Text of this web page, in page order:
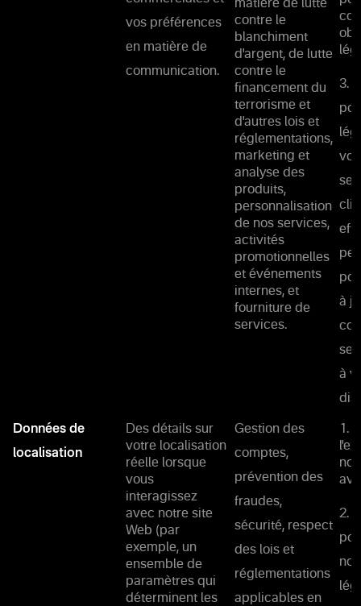
vos préférences
en matière de
communication.
matière de lutte
contre le
blanchiment
d'argent, de lutte
contre le
financement du
terrorisme et
d'autres lois et
réglementations,
marketing et
analyse des
produits,
personnalisation
de nos services,
activités
promotionnelles
et événements
internes, et
fourniture de
services.
3.
à
à
Données de
localisation
Des détails sur
votre localisation
réelle lorsque
vous
interagissez
avec notre site
Web (par
exemple, un
ensemble de
paramètres qui
déterminent les
Gestion des
comptes,
prévention des
fraudes,
sécurité, respect
des lois et
réglementations
applicables en
1.
2.